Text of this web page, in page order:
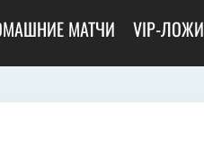
МАТЧИ VIP-ЛОЖИ